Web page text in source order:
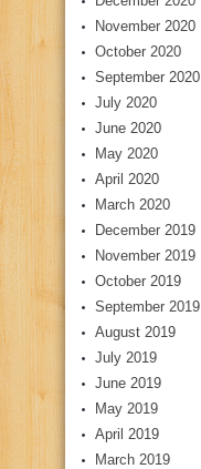
November 2020
October 2020
September 2020
July 2020
June 2020
May 2020
April 2020
March 2020
December 2019
November 2019
October 2019
September 2019
August 2019
July 2019
June 2019
May 2019
April 2019
March 2019